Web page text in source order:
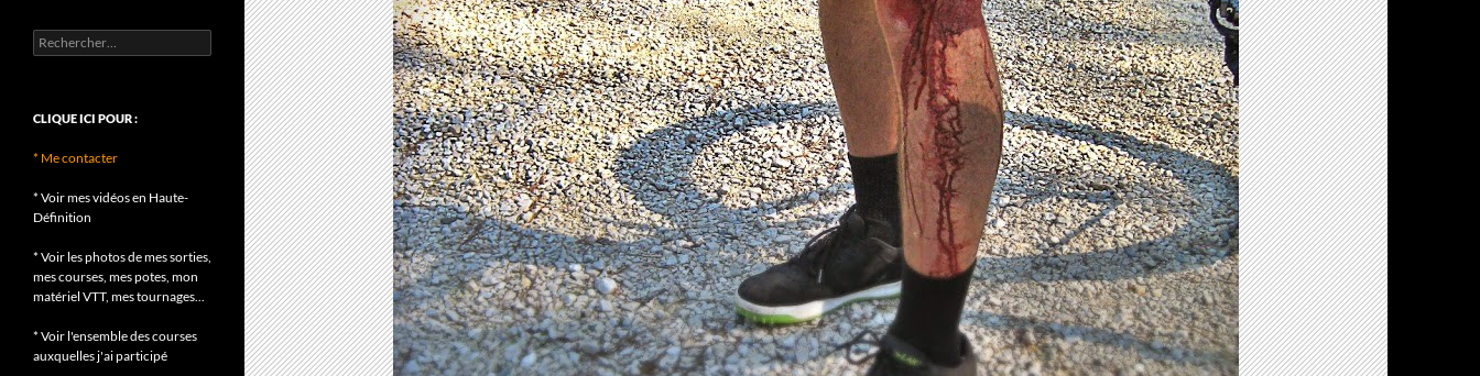
Rechercher :
CLIQUE ICI POUR :
* Me contacter
* Voir mes vidéos en Haute-
Définition
* Voir les photos de mes sorties,
mes courses, mes potes, mon
matériel VTT, mes tournages...
* Voir l'ensemble des courses
auxquelles j'ai participé